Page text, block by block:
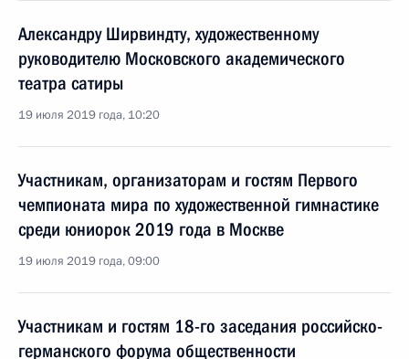
Александру Ширвиндту, художественному
руководителю Московского академического
театра сатиры
19 июля 2019 года, 10:20
Участникам, организаторам и гостям Первого
чемпионата мира по художественной гимнастике
среди юниорок 2019 года в Москве
19 июля 2019 года, 09:00
Участникам и гостям 18-го заседания российско-
германского форума общественности